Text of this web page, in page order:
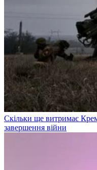
Скільки ще витримає
завершення війни